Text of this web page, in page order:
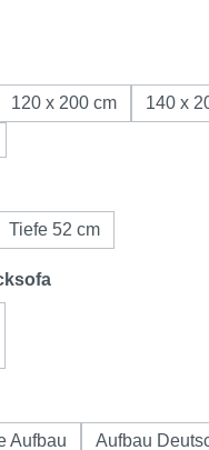
120 x 200 cm 140 x
Tiefe 52 cm
Aufbau Aufbau